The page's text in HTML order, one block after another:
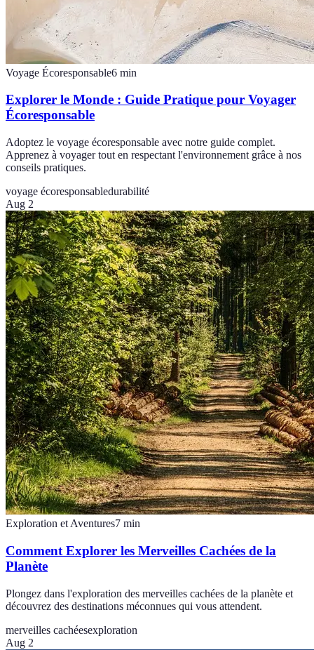
Voyage Écoresponsable6 min
Explorer le Monde : Guide Pratique pour Voyager
Écoresponsable
Adoptez le voyage écoresponsable avec notre guide complet.
Apprenez à voyager tout en respectant l'environnement grâce à nos
conseils pratiques.
voyage écoresponsabledurabilité
Aug 2
Exploration et Aventures7 min
Comment Explorer les Merveilles Cachées de la
Planète
Plongez dans l'exploration des merveilles cachées de la planète et
découvrez des destinations méconnues qui vous attendent.
merveilles cachéesexploration
Aug 2